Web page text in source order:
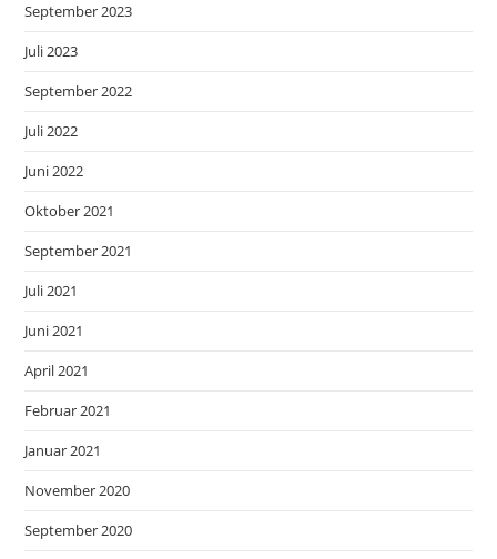
September 2023
Juli 2023
September 2022
Juli 2022
Juni 2022
Oktober 2021
September 2021
Juli 2021
Juni 2021
April 2021
Februar 2021
Januar 2021
November 2020
September 2020